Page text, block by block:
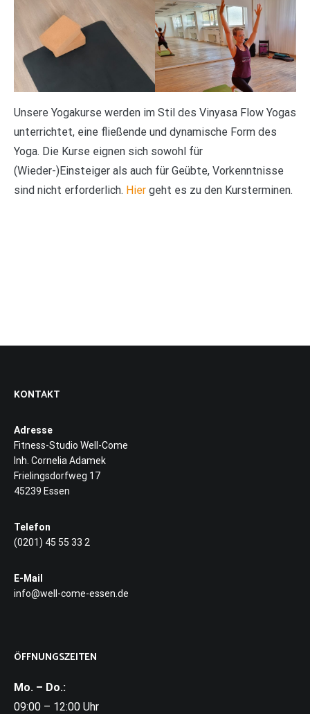
Unsere Yogakurse werden im Stil des Vinyasa Flow Yogas
unterrichtet, eine fließende und dynamische Form des
Yoga. Die Kurse eignen sich sowohl für
(Wieder-)Einsteiger als auch für Geübte, Vorkenntnisse
sind nicht erforderlich. Hier geht es zu den Kursterminen.
KONTAKT
Adresse
Fitness-Studio Well-Come
Inh. Cornelia Adamek
Frielingsdorfweg 17
45239 Essen
Telefon
(0201) 45 55 33 2
E-Mail
info@well-come-essen.de
ÖFFNUNGSZEITEN
Mo. – Do.:
09:00 – 12:00 Uhr